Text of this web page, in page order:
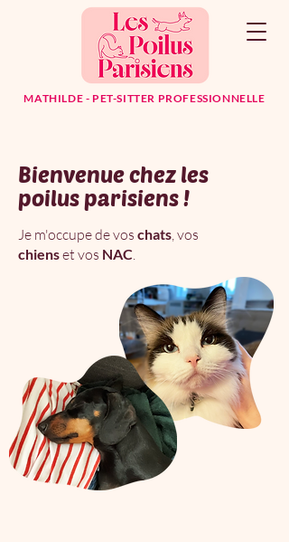
ACCUEIL
LES POILUS
MATHILDE - PET-SITTER PROFESSIONNELLE
Bienvenue chez les
poilus parisiens !
Je m'occupe devos chats,vos
chienset vos NAC.